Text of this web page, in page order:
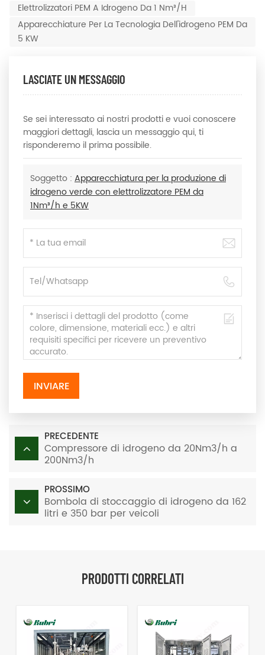
Elettrolizzatori PEM A Idrogeno Da 1 Nm³/h
Apparecchiature Per La Tecnologia Dell'idrogeno PEM Da
5 KW
LASCIATE UN MESSAGGIO
Se sei interessato ai nostri prodotti e vuoi conoscere
maggiori dettagli, lascia un messaggio qui, ti
risponderemo il prima possibile.
Soggetto : Apparecchiatura per la produzione di
idrogeno verde con elettrolizzatore PEM da
1Nm³/h e 5KW
INVIARE
PRECEDENTE
Compressore di idrogeno da 20Nm3/h a
200Nm3/h
PROSSIMO
Bombola di stoccaggio di idrogeno da 162
litri e 350 bar per veicoli
PRODOTTI CORRELATI